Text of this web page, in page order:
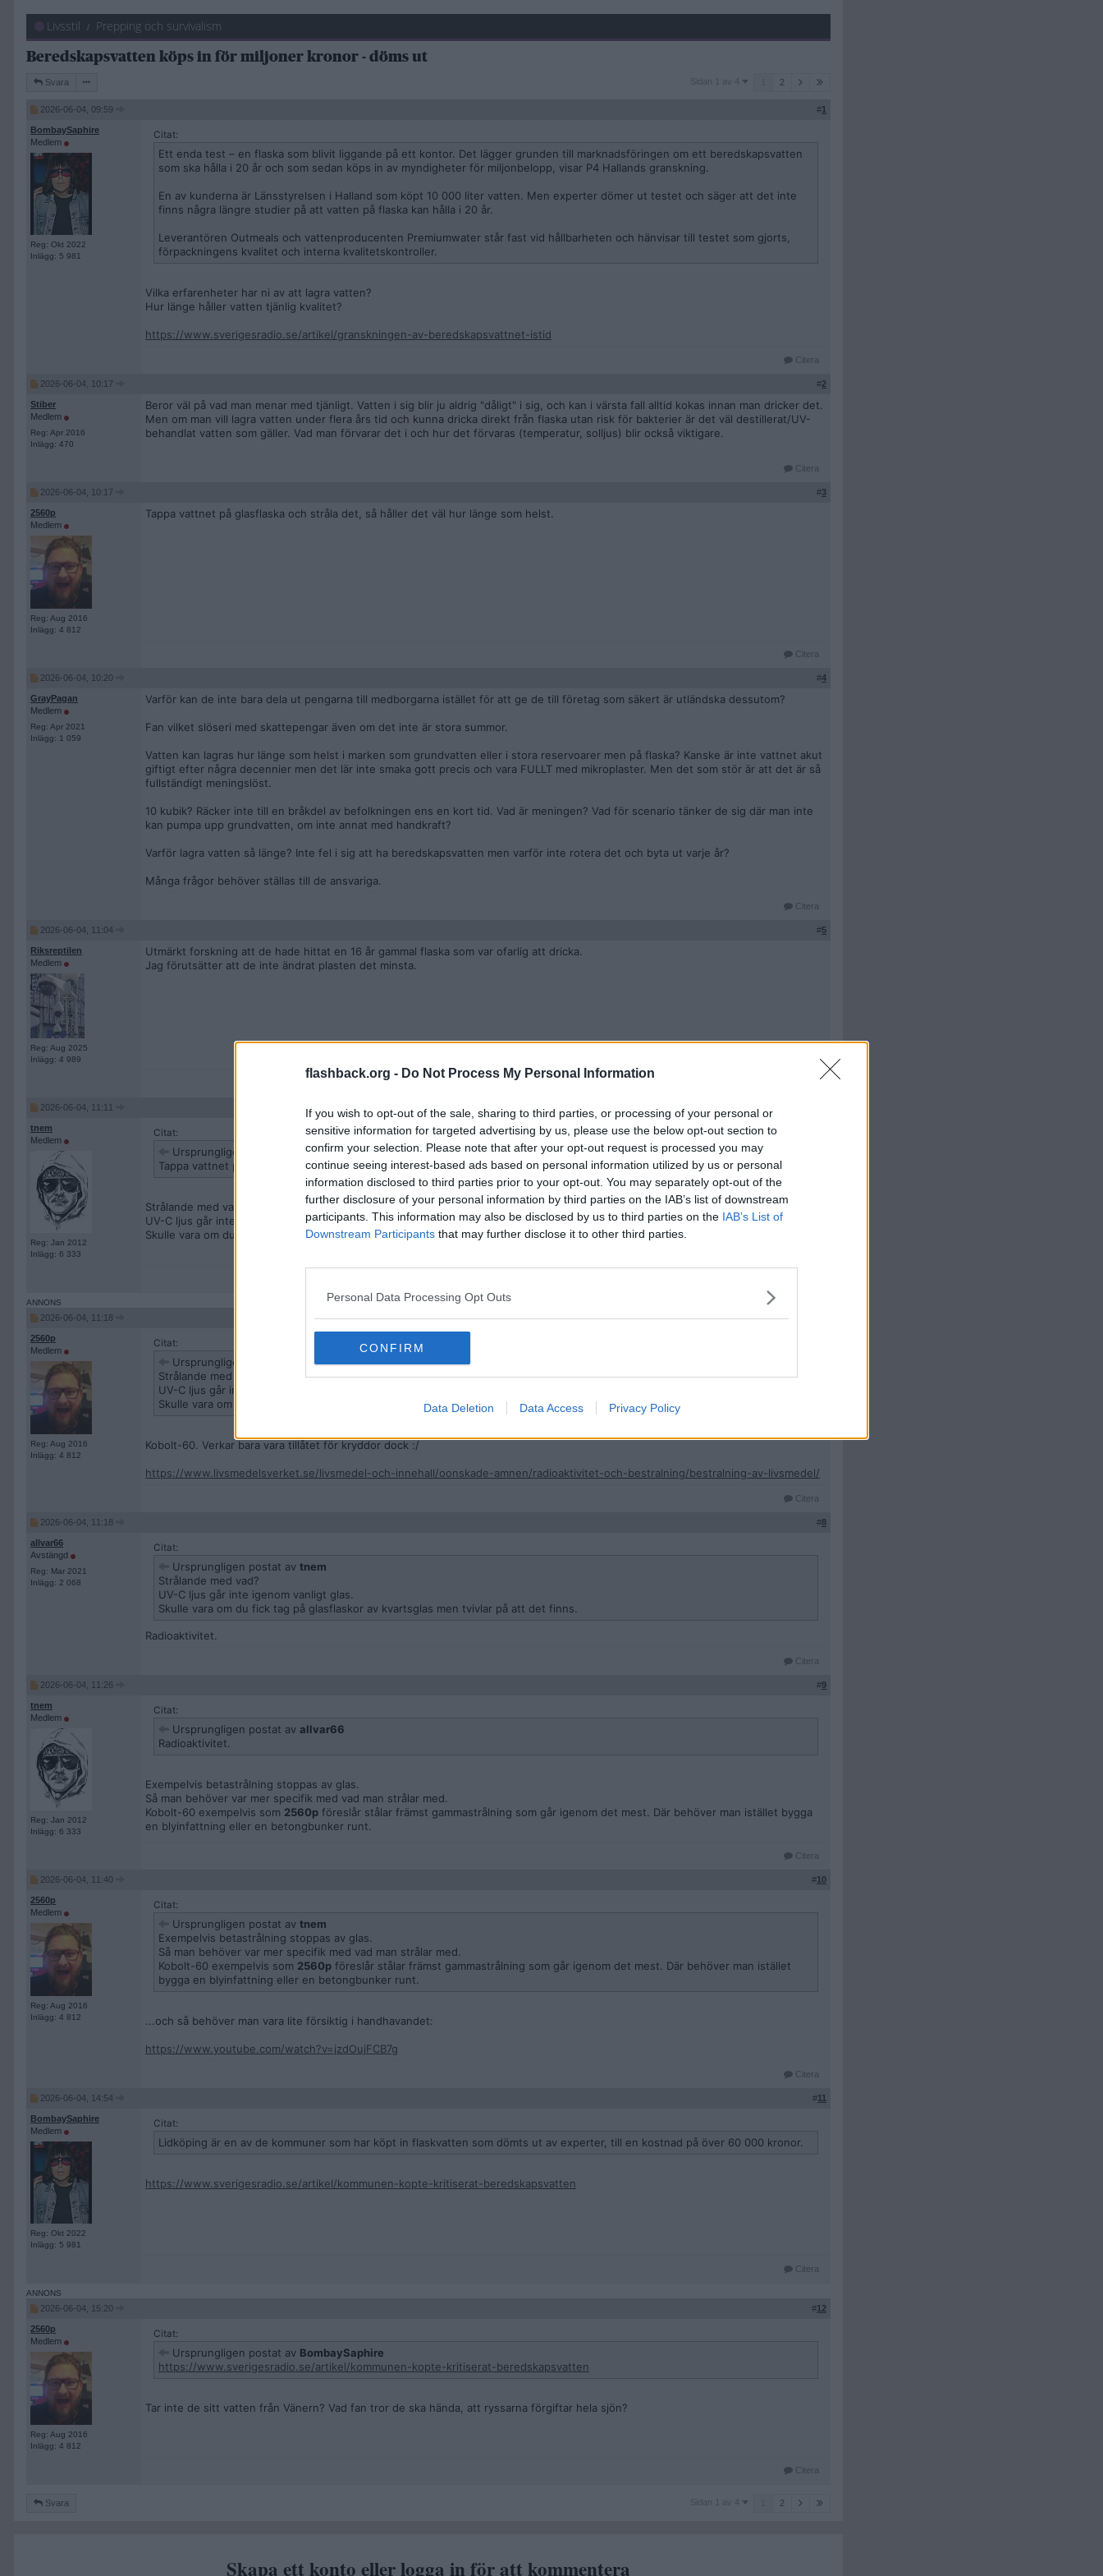
flashback.org - Do Not Process My Personal Information
If you wish to opt-out of the sale, sharing to third parties, or processing of your personal or
sensitive information for targeted advertising by us, please use the below opt-out section to
confirm your selection. Please note that after your opt-out request is processed you may
continue seeing interest-based ads based on personal information utilized by us or personal
information disclosed to third parties prior to your opt-out. You may separately opt-out of the
further disclosure of your personal information by third parties on the IAB’s list of downstream
participants. This information may also be disclosed by us to third parties on the IAB’s List of
Downstream Participants that may further disclose it to other third parties.
Personal Data Processing Opt Outs
CONFIRM
Data Deletion Data Access Privacy Policy
Livsstil Prepping och survivalism
Beredskapsvatten köps in för miljoner kronor - döms ut
Svara
Sidan
Sidan 1 av 4 2
2026-06-04, 09:59 #1
BombaySaphire
Medlem
Reg: Okt 2022
Inlägg: 5 981
Citat:
Ett enda test – en flaska som blivit liggande på ett kontor. Det lägger grunden till marknadsföringen om ett beredskapsvatten
som ska hålla i 20 år och som sedan köps in av myndigheter för miljonbelopp, visar P4 Hallands granskning.
En av kunderna är Länsstyrelsen i Halland som köpt 10 000 liter vatten. Men experter dömer ut testet och säger att det inte
finns några längre studier på att vatten på flaska kan hålla i 20 år.
Leverantören Outmeals och vattenproducenten Premiumwater står fast vid hållbarheten och hänvisar till testet som gjorts,
förpackningens kvalitet och interna kvalitetskontroller.
Vilka erfarenheter har ni av att lagra vatten?
Hur länge håller vatten tjänlig kvalitet?
https://www.sverigesradio.se/artikel/granskningen-av-beredskapsvattnet-istid
Citera
2026-06-04, 10:17 #2
Stiber
Medlem
Reg: Apr 2016
Inlägg: 470
Beror väl på vad man menar med tjänligt. Vatten i sig blir ju aldrig "dåligt" i sig, och kan i värsta fall alltid kokas innan man dricker det.
Men om man vill lagra vatten under flera års tid och kunna dricka direkt från flaska utan risk för bakterier är det väl destillerat/UV-
behandlat vatten som gäller. Vad man förvarar det i och hur det förvaras (temperatur, solljus) blir också viktigare.
Citera
2026-06-04, 10:17 #3
2560p
Medlem
Reg: Aug 2016
Inlägg: 4 812
Tappa vattnet på glasflaska och stråla det, så håller det väl hur länge som helst.
Citera
2026-06-04, 10:20 #4
GrayPagan
Medlem
Reg: Apr 2021
Inlägg: 1 059
Varför kan de inte bara dela ut pengarna till medborgarna istället för att ge de till företag som säkert är utländska dessutom?
Fan vilket slöseri med skattepengar även om det inte är stora summor.
Vatten kan lagras hur länge som helst i marken som grundvatten eller i stora reservoarer men på flaska? Kanske är inte vattnet akut
giftigt efter några decennier men det lär inte smaka gott precis och vara FULLT med mikroplaster. Men det som stör är att det är så
fullständigt meningslöst.
10 kubik? Räcker inte till en bråkdel av befolkningen ens en kort tid. Vad är meningen? Vad för scenario tänker de sig där man inte
kan pumpa upp grundvatten, om inte annat med handkraft?
Varför lagra vatten så länge? Inte fel i sig att ha beredskapsvatten men varför inte rotera det och byta ut varje år?
Många frågor behöver ställas till de ansvariga.
Citera
2026-06-04, 11:04 #5
Riksreptilen
Medlem
Reg: Aug 2025
Inlägg: 4 989
Utmärkt forskning att de hade hittat en 16 år gammal flaska som var ofarlig att dricka.
Jag förutsätter att de inte ändrat plasten det minsta.
2026-06-04, 11:11
tnem
Medlem
Reg: Jan 2012
Inlägg: 6 333
Citat:
Ursprungligen postat av
2560p
Tappa vattnet på glasflaska och stråla det, så håller det väl hur länge som helst.
Strålande med vad?
UV-C ljus går inte igenom vanligt glas.
Skulle vara om du fick tag på glasflaskor av kvartsglas men tvivlar på att det finns.
2026-06-04, 11:18
2560p
Medlem
Reg: Aug 2016
Inlägg: 4 812
Citat:
Ursprungligen postat av
tnem
Strålande med vad?
UV-C ljus går inte igenom vanligt glas.
Skulle vara om du fick tag på glasflaskor av kvartsglas men tvivlar på att det finns.
Kobolt-60. Verkar bara vara tillåtet för kryddor dock :/
https://www.livsmedelsverket.se/livsmedel-och-innehall/oonskade-amnen/radioaktivitet-och-bestralning/bestralning-av-livsmedel/
Citera
2026-06-04, 11:18 #8
allvar66
Avstängd
Reg: Mar 2021
Inlägg: 2 068
Citat:
Ursprungligen postat av tnem
Strålande med vad?
UV-C ljus går inte igenom vanligt glas.
Skulle vara om du fick tag på glasflaskor av kvartsglas men tvivlar på att det finns.
Radioaktivitet.
Citera
2026-06-04, 11:26 #9
tnem
Medlem
Reg: Jan 2012
Inlägg: 6 333
Citat:
Ursprungligen postat av allvar66
Radioaktivitet.
Exempelvis betastrålning stoppas av glas.
Så man behöver var mer specifik med vad man strålar med.
Kobolt-60 exempelvis som 2560p föreslår stålar främst gammastrålning som går igenom det mest. Där behöver man istället bygga
en blyinfattning eller en betongbunker runt.
Citera
2026-06-04, 11:40 #10
2560p
Medlem
Reg: Aug 2016
Inlägg: 4 812
Citat:
Ursprungligen postat av tnem
Exempelvis betastrålning stoppas av glas.
Så man behöver var mer specifik med vad man strålar med.
Kobolt-60 exempelvis som 2560p föreslår stålar främst gammastrålning som går igenom det mest. Där behöver man istället
bygga en blyinfattning eller en betongbunker runt.
...och så behöver man vara lite försiktig i handhavandet:
https://www.youtube.com/watch?v=jzdOujFCB7g
Citera
2026-06-04, 14:54 #11
BombaySaphire
Medlem
Reg: Okt 2022
Inlägg: 5 981
Citat:
Lidköping är en av de kommuner som har köpt in flaskvatten som dömts ut av experter, till en kostnad på över 60 000 kronor.
https://www.sverigesradio.se/artikel/kommunen-kopte-kritiserat-beredskapsvatten
Citera
2026-06-04, 15:20 #12
2560p
Medlem
Reg: Aug 2016
Inlägg: 4 812
Citat:
Ursprungligen postat av BombaySaphire
https://www.sverigesradio.se/artikel/kommunen-kopte-kritiserat-beredskapsvatten
Tar inte de sitt vatten från Vänern? Vad fan tror de ska hända, att ryssarna förgiftar hela sjön?
Citera
Svara
Sidan
Sidan 1 av 4 2
Skapa ett konto eller logga in för att kommentera